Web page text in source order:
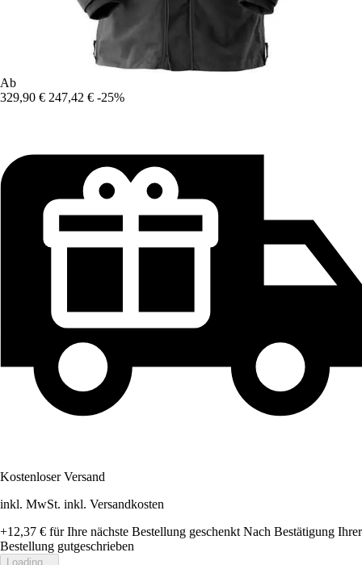
Ab
329,90 € 247,42 € -25%
Kostenloser Versand
inkl. MwSt. inkl. Versandkosten
+12,37 € für Ihre nächste Bestellung geschenkt Nach Bestätigung Ihrer
Bestellung gutgeschrieben
Loading...